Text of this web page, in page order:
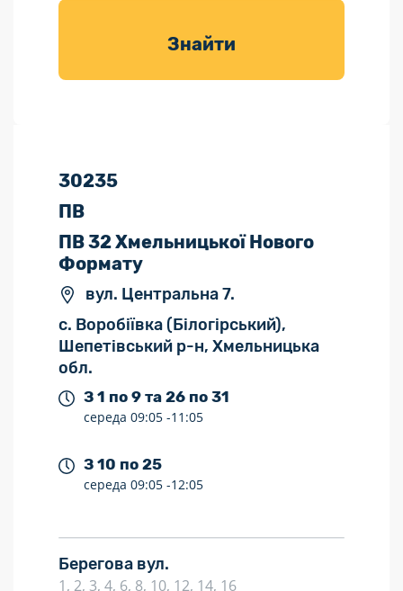
товарів для
Знайти
30235
ПВ
ПВ 32 Хмельницької Нового
Формату
вул. Центральна 7.
с. Воробіївка (Білогірський),
Шепетівський р-н, Хмельницька
обл.
З 1 по 9 та 26 по 31
середа 09:05 -11:05
З 10 по 25
середа 09:05 -12:05
Берегова вул.
1, 2, 3, 4, 6, 8, 10, 12, 14, 16